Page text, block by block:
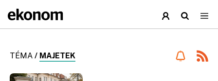
TÉMA / MAJETEK